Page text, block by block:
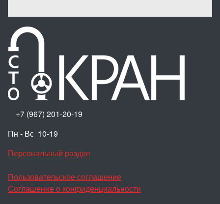
+7 (967) 201-20-19
Пн - Вс 10-19
Персональный раздел
Пользовательское соглашение
Соглашение о конфиденциальности